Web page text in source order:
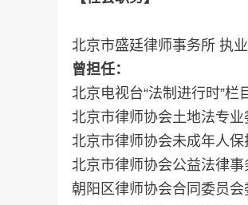
北京市盛廷律师事务所 执
曾担任：
北京电视台“法制进行时”栏
北京市律师协会土地法专业
北京市律师协会未成年人
北京市律师协会公益法律
朝阳区律师协会合同委员会